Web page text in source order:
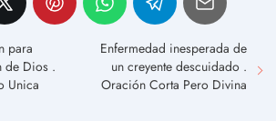
para
de Dios .
Unica
Enfermedad inesperada de
un creyente descuidado .
Oración Corta Pero Divina